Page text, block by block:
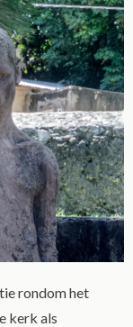
rondom het
kerk als